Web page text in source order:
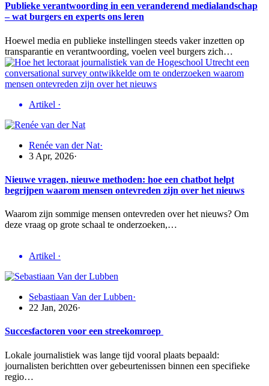
Publieke verantwoording in een veranderend medialandschap
– wat burgers en experts ons leren
Hoewel media en publieke instellingen steeds vaker inzetten op
transparantie en verantwoording, voelen veel burgers zich…
Artikel ·
Renée van der Nat·
3 Apr, 2026·
Nieuwe vragen, nieuwe methoden: hoe een chatbot helpt
begrijpen waarom mensen ontevreden zijn over het nieuws
Waarom zijn sommige mensen ontevreden over het nieuws? Om
deze vraag op grote schaal te onderzoeken,…
Artikel ·
Sebastiaan Van der Lubben·
22 Jan, 2026·
Succesfactoren voor een streekomroep
Lokale journalistiek was lange tijd vooral plaats bepaald:
journalisten berichtten over gebeurtenissen binnen een specifieke
regio…